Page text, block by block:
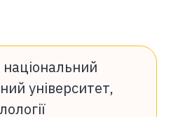
національний
університет,